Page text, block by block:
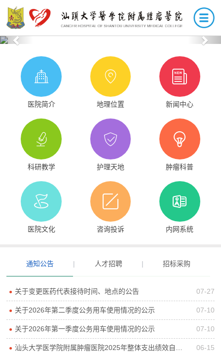
Previous
医院简介 地理位置 新闻中心
科研教学 护理天地 肿瘤科普
医院文化 咨询投诉 内网系统
通知公告 | 人才招聘 | 招标采购
● 关于变更医药代表接待时间、地点的公告 07-27
● 关于2026年第二季度公务用车使用情况的公示 07-10
● 关于2026年第一季度公务用车使用情况的公示 07-10
● 汕头大学医学院附属肿瘤医院2025年整体支出绩效自评报告 06-15